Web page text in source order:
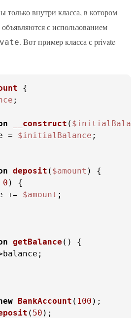
только внутри класса, в котором
с использованием
. Вот пример класса с private
;
__construct (
= $initialBalance ;
deposit ( $amount )
0
+= $amount ;
getBalance ( )
BankAccount ( 100
( 50